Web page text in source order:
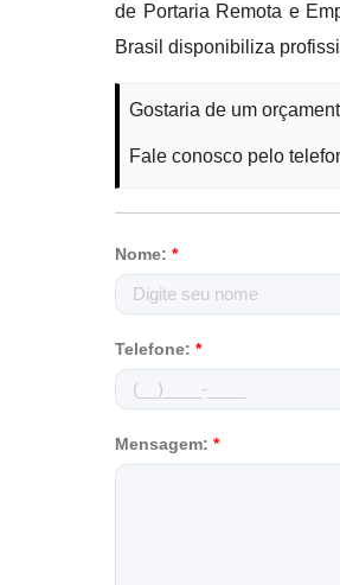
de Portaria Remota e
Brasil disponibiliza
Gostaria de um
Fale conosco pelo
Nome:*
Telefone:*
Mensagem:*